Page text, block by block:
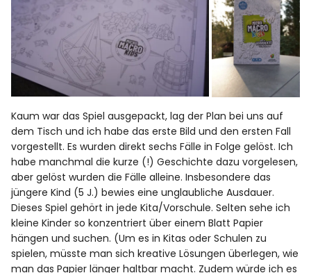
Kaum war das Spiel ausgepackt, lag der Plan bei uns auf
dem Tisch und ich habe das erste Bild und den ersten Fall
vorgestellt. Es wurden direkt sechs Fälle in Folge gelöst. Ich
habe manchmal die kurze (!) Geschichte dazu vorgelesen,
aber gelöst wurden die Fälle alleine. Insbesondere das
jüngere Kind (5 J.) bewies eine unglaubliche Ausdauer.
Dieses Spiel gehört in jede Kita/Vorschule. Selten sehe ich
kleine Kinder so konzentriert über einem Blatt Papier
hängen und suchen. (Um es in Kitas oder Schulen zu
spielen, müsste man sich kreative Lösungen überlegen, wie
man das Papier länger haltbar macht. Zudem würde ich es